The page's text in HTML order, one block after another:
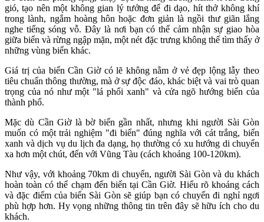
gió, tạo nên một không gian lý tưởng để đi dạo, hít thở không khí
trong lành, ngắm hoàng hôn hoặc đơn giản là ngồi thư giãn lắng
nghe tiếng sóng vỗ. Đây là nơi bạn có thể cảm nhận sự giao hòa
giữa biển và rừng ngập mặn, một nét đặc trưng không thể tìm thấy ở
những vùng biển khác.
Giá trị của biển Cần Giờ có lẽ không nằm ở vẻ đẹp lộng lẫy theo
tiêu chuẩn thông thường, mà ở sự độc đáo, khác biệt và vai trò quan
trọng của nó như một "lá phổi xanh" và cửa ngõ hướng biển của
thành phố.
Mặc dù Cần Giờ là bờ biển gần nhất, nhưng khi người Sài Gòn
muốn có một trải nghiệm "đi biển" đúng nghĩa với cát trắng, biển
xanh và dịch vụ du lịch đa dạng, họ thường có xu hướng di chuyển
xa hơn một chút, đến với Vũng Tàu (cách khoảng 100-120km).
Như vậy, với khoảng 70km di chuyển, người Sài Gòn và du khách
hoàn toàn có thể chạm đến biển tại Cần Giờ. Hiểu rõ khoảng cách
và đặc điểm của biển Sài Gòn sẽ giúp bạn có chuyến đi nghỉ ngơi
phù hợp hơn. Hy vọng những thông tin trên đây sẽ hữu ích cho du
khách.